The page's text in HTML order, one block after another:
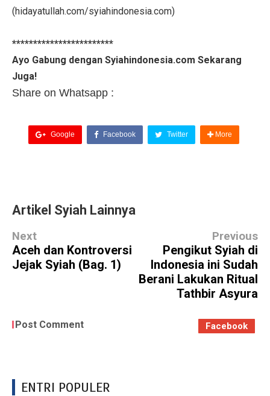
(hidayatullah.com/syiahindonesia.com)
************************
Ayo Gabung dengan Syiahindonesia.com Sekarang
Juga!
Share on Whatsapp :
Google Facebook Twitter More
Artikel Syiah Lainnya
Next
Aceh dan Kontroversi
Jejak Syiah (Bag. 1)
Previous
Pengikut Syiah di
Indonesia ini Sudah
Berani Lakukan Ritual
Tathbir Asyura
Post Comment Facebook
ENTRI POPULER